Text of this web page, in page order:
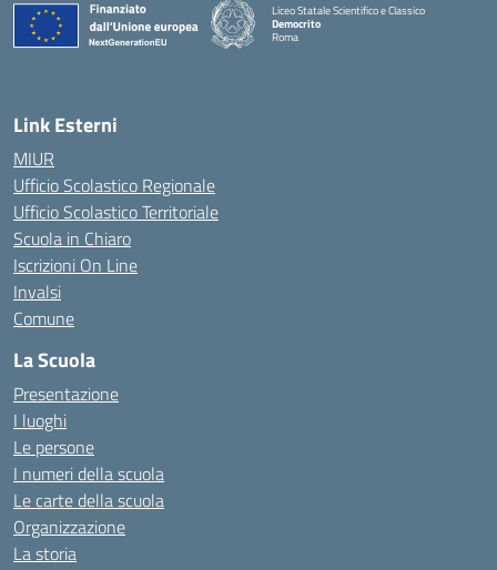
Liceo Statale Scientifico e Classico
Democrito
Roma
Link Esterni
MIUR
Ufficio Scolastico Regionale
Ufficio Scolastico Territoriale
Scuola in Chiaro
Iscrizioni On Line
Invalsi
Comune
La Scuola
Presentazione
I luoghi
Le persone
I numeri della scuola
Le carte della scuola
Organizzazione
La storia